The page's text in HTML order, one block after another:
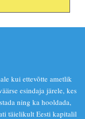
kui ettevõtte ametlik
esindaja järele, kes
ning ka hooldada,
täielikult Eesti kapitalil